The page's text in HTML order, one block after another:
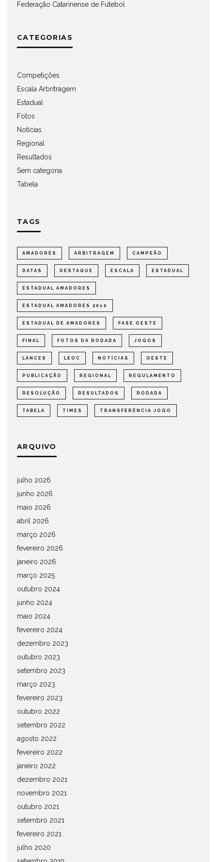
Federação Catarinense de Futebol
CATEGORIAS
Competições
Escala Arbritragem
Estadual
Fotos
Notícias
Regional
Resultados
Sem categoria
Tabela
TAGS
AMADORES ARBITRAGEM CAMPEÃO
DATAS DESTAQUE ESCALA ESTADUAL
ESTADUAL AMADORES
ESTADUAL AMADORES 2010
ESTADUAL DE AMADORES FASE OESTE
FINAL FOTOS DA RODADA JOGOS
LANCES LEOC NOTÍCIAS OESTE
PUBLICAÇÃO REGIONAL REGULAMENTO
RESOLUÇÃO RESULTADOS RODADA
TABELA TIMES TRANSFERÊNCIA JOGO
ARQUIVO
julho 2026
junho 2026
maio 2026
abril 2026
março 2026
fevereiro 2026
janeiro 2026
março 2025
outubro 2024
junho 2024
maio 2024
fevereiro 2024
dezembro 2023
outubro 2023
setembro 2023
março 2023
fevereiro 2023
outubro 2022
setembro 2022
agosto 2022
fevereiro 2022
janeiro 2022
dezembro 2021
novembro 2021
outubro 2021
setembro 2021
fevereiro 2021
julho 2020